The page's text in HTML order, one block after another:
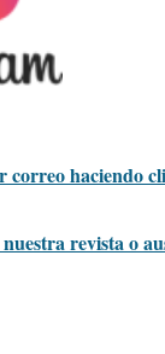
correo haciendo
revista o